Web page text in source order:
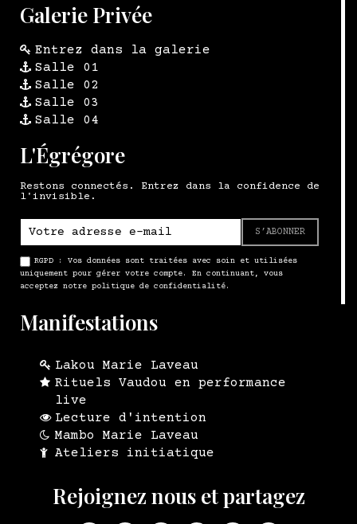
Galerie Privée
Entrez dans la galerie
Salle 01
Salle 02
Salle 03
Salle 04
L'Égrégore
Restons connectés. Entrez dans la confidence de
l'invisible.
S’ABONNER
RGPD : Vos données sont traitées avec soin et utilisées
uniquement pour gérer votre compte. En continuant, vous
acceptez notre politique de confidentialité.
Manifestations
Lakou Marie Laveau
Rituels Vaudou en performance
live
Lecture d'intention
Mambo Marie Laveau
Ateliers initiatique
Rejoignez nous et partagez